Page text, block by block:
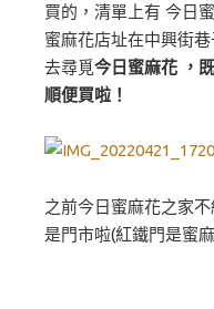
買的，清單上有 今日
蜜麻花店址在中興街
去尋覓今日蜜麻花 ，
順便買啦！
之前今日蜜麻花之家
是門市啦(紅鐵門是蜜